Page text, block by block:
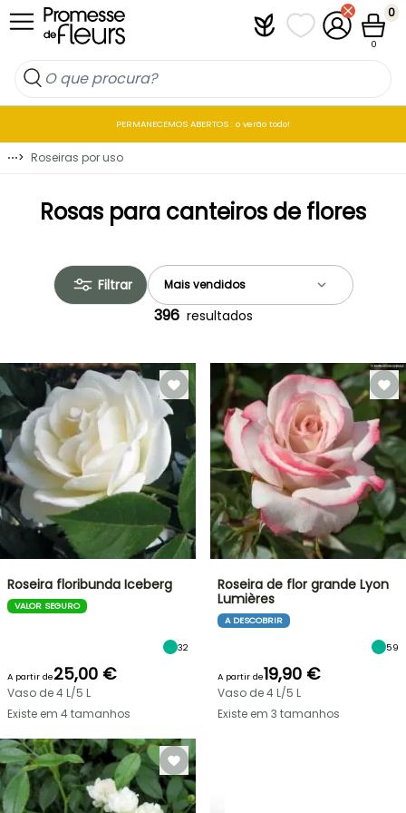
Ir para o Conteúdo PlantfitAs minhas listas
A minha
0
0
PERMANECEMOS ABERTOS : o verão todo!
⋯> Roseiras por uso
Rosas para canteiros de flores
Filtrar
396 resultados
Roseira floribunda Iceberg
VALOR SEGURO
32
A partir de25,00 €
Vaso de 4 L/5 L
Existe em 4 tamanhos
Roseira de flor grande Lyon
Lumières
A DESCOBRIR
59
A partir de19,90 €
Vaso de 4 L/5 L
Existe em 3 tamanhos